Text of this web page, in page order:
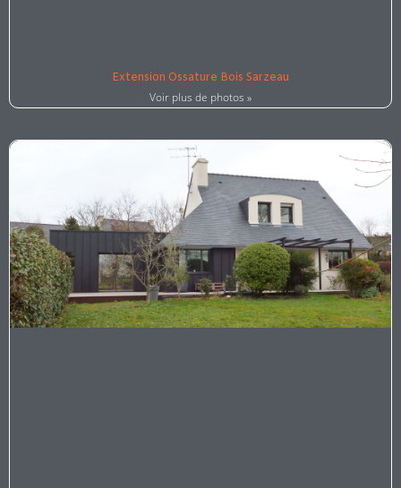
Extension Ossature Bois Sarzeau
Voir plus de photos »